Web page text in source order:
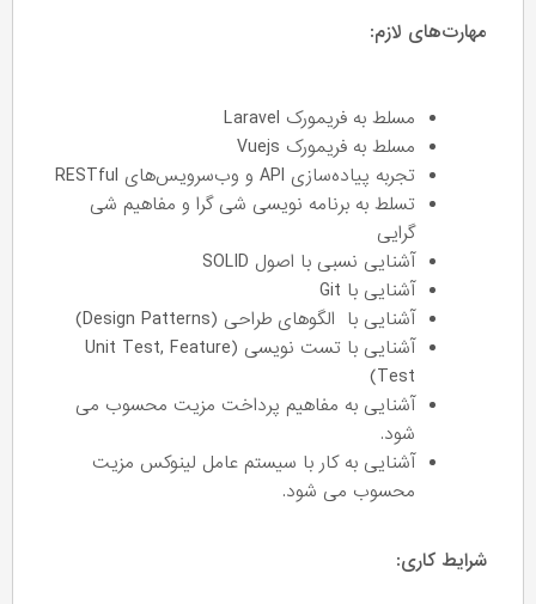
مهارت‌های لازم:
مسلط به فریمورک Laravel
مسلط به فریمورک Vuejs
تجربه پیاده‌سازی API و وب‌سرویس‌های RESTful
تسلط به برنامه نویسی شی گرا و مفاهیم شی
گرایی
آشنایی نسبی با اصول SOLID
آشنایی با Git
آشنایی با الگوهای طراحی (Design Patterns)
آشنایی با تست نویسی (Unit Test, Feature
Test)
آشنایی به مفاهیم پرداخت مزیت محسوب می
شود.
آشنایی به کار با سیستم عامل لینوکس مزیت
محسوب می شود.
شرایط کاری: